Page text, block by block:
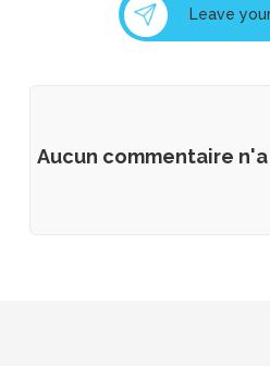
Leave
Aucun commentaire